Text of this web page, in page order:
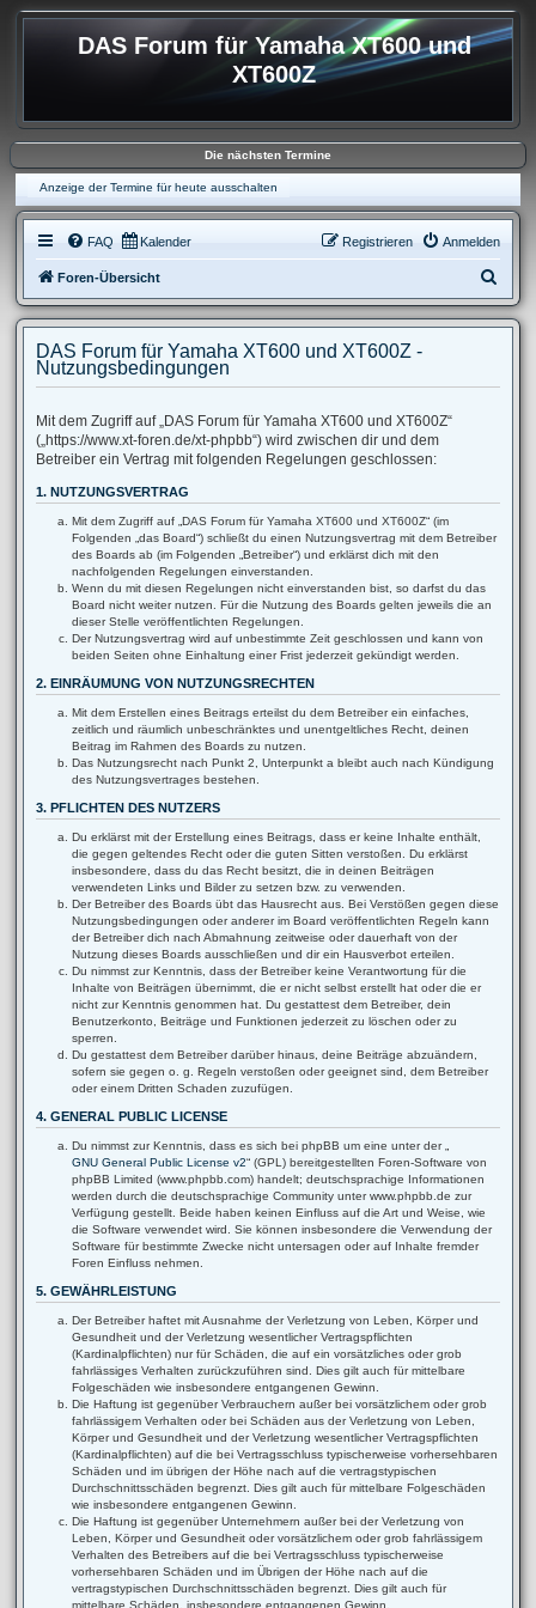
DAS Forum für Yamaha XT600 und
XT600Z
Die nächsten Termine
Anzeige der Termine für heute ausschalten
FAQ Kalender Anmelden
Registrieren
Foren-Übersicht
u
e
DAS Forum für Yamaha XT600 und XT600Z -
Nutzungsbedingungen
Mit dem Zugriff auf „DAS Forum für Yamaha XT600 und XT600Z“
(„https://www.xt-foren.de/xt-phpbb“) wird zwischen dir und dem
Betreiber ein Vertrag mit folgenden Regelungen geschlossen:
1. NUTZUNGSVERTRAG
Mit dem Zugriff auf „DAS Forum für Yamaha XT600 und XT600Z“ (im
Folgenden „das Board“) schließt du einen Nutzungsvertrag mit dem Betreiber
des Boards ab (im Folgenden „Betreiber“) und erklärst dich mit den
nachfolgenden Regelungen einverstanden.
Wenn du mit diesen Regelungen nicht einverstanden bist, so darfst du das
Board nicht weiter nutzen. Für die Nutzung des Boards gelten jeweils die an
dieser Stelle veröffentlichten Regelungen.
Der Nutzungsvertrag wird auf unbestimmte Zeit geschlossen und kann von
beiden Seiten ohne Einhaltung einer Frist jederzeit gekündigt werden.
2. EINRÄUMUNG VON NUTZUNGSRECHTEN
Mit dem Erstellen eines Beitrags erteilst du dem Betreiber ein einfaches,
zeitlich und räumlich unbeschränktes und unentgeltliches Recht, deinen
Beitrag im Rahmen des Boards zu nutzen.
Das Nutzungsrecht nach Punkt 2, Unterpunkt a bleibt auch nach Kündigung
des Nutzungsvertrages bestehen.
3. PFLICHTEN DES NUTZERS
Du erklärst mit der Erstellung eines Beitrags, dass er keine Inhalte enthält,
die gegen geltendes Recht oder die guten Sitten verstoßen. Du erklärst
insbesondere, dass du das Recht besitzt, die in deinen Beiträgen
verwendeten Links und Bilder zu setzen bzw. zu verwenden.
Der Betreiber des Boards übt das Hausrecht aus. Bei Verstößen gegen diese
Nutzungsbedingungen oder anderer im Board veröffentlichten Regeln kann
der Betreiber dich nach Abmahnung zeitweise oder dauerhaft von der
Nutzung dieses Boards ausschließen und dir ein Hausverbot erteilen.
Du nimmst zur Kenntnis, dass der Betreiber keine Verantwortung für die
Inhalte von Beiträgen übernimmt, die er nicht selbst erstellt hat oder die er
nicht zur Kenntnis genommen hat. Du gestattest dem Betreiber, dein
Benutzerkonto, Beiträge und Funktionen jederzeit zu löschen oder zu
sperren.
Du gestattest dem Betreiber darüber hinaus, deine Beiträge abzuändern,
sofern sie gegen o. g. Regeln verstoßen oder geeignet sind, dem Betreiber
oder einem Dritten Schaden zuzufügen.
4. GENERAL PUBLIC LICENSE
Du nimmst zur Kenntnis, dass es sich bei phpBB um eine unter der „
GNU General Public License v2“ (GPL) bereitgestellten Foren-Software von
phpBB Limited (www.phpbb.com) handelt; deutschsprachige Informationen
werden durch die deutschsprachige Community unter www.phpbb.de zur
Verfügung gestellt. Beide haben keinen Einfluss auf die Art und Weise, wie
die Software verwendet wird. Sie können insbesondere die Verwendung der
Software für bestimmte Zwecke nicht untersagen oder auf Inhalte fremder
Foren Einfluss nehmen.
5. GEWÄHRLEISTUNG
Der Betreiber haftet mit Ausnahme der Verletzung von Leben, Körper und
Gesundheit und der Verletzung wesentlicher Vertragspflichten
(Kardinalpflichten) nur für Schäden, die auf ein vorsätzliches oder grob
fahrlässiges Verhalten zurückzuführen sind. Dies gilt auch für mittelbare
Folgeschäden wie insbesondere entgangenen Gewinn.
Die Haftung ist gegenüber Verbrauchern außer bei vorsätzlichem oder grob
fahrlässigem Verhalten oder bei Schäden aus der Verletzung von Leben,
Körper und Gesundheit und der Verletzung wesentlicher Vertragspflichten
(Kardinalpflichten) auf die bei Vertragsschluss typischerweise vorhersehbaren
Schäden und im übrigen der Höhe nach auf die vertragstypischen
Durchschnittsschäden begrenzt. Dies gilt auch für mittelbare Folgeschäden
wie insbesondere entgangenen Gewinn.
Die Haftung ist gegenüber Unternehmern außer bei der Verletzung von
Leben, Körper und Gesundheit oder vorsätzlichem oder grob fahrlässigem
Verhalten des Betreibers auf die bei Vertragsschluss typischerweise
vorhersehbaren Schäden und im Übrigen der Höhe nach auf die
vertragstypischen Durchschnittsschäden begrenzt. Dies gilt auch für
mittelbare Schäden, insbesondere entgangenen Gewinn.